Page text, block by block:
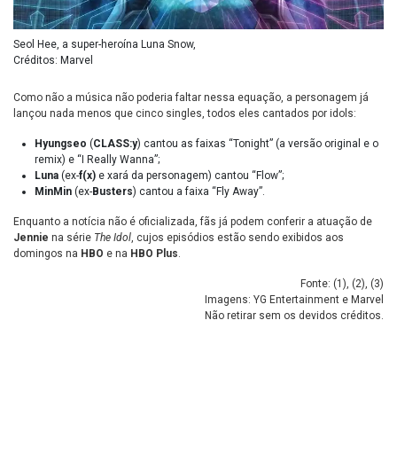
Seol Hee, a super-heroína Luna Snow,
Créditos: Marvel
Como não a música não poderia faltar nessa equação, a personagem já
lançou nada menos que cinco singles, todos eles cantados por idols:
Hyungseo (CLASS:y) cantou as faixas “Tonight” (a versão original e o
remix) e “I Really Wanna”;
Luna (ex-f(x) e xará da personagem) cantou “Flow”;
MinMin (ex-Busters) cantou a faixa “Fly Away”.
Enquanto a notícia não é oficializada, fãs já podem conferir a atuação de
Jennie na série The Idol, cujos episódios estão sendo exibidos aos
domingos na HBO e na HBO Plus.
Fonte: (1 ), (2), (3)
Imagens: YG Entertainment e Marvel
Não retirar sem os devidos créditos.